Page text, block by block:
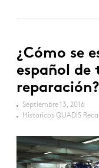
¿Cómo se
español de
reparación?
Septiembre 13, 2016
Históricos QUADIS